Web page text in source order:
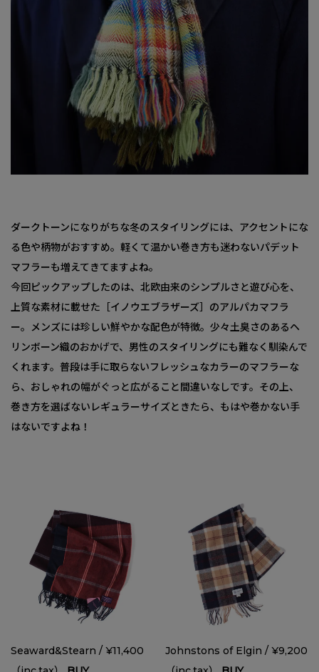
ダークトーンになりがちな冬のスタイリングには、アクセントにな
る色や柄物がおすすめ。軽くて温かい巻き方も迷わないパデット
マフラーも増えてきてますよね。
今回ピックアップしたのは、北欧由来のシンプルさと遊び心を、
上質な素材に載せた［イノウエブラザーズ］のアルパカマフラ
ー。メンズには珍しい鮮やかな配色が特徴。少々土臭さのあるヘ
リンボーン織のおかげで、男性のスタイリングにも難なく馴染んで
くれます。普段は手に取らないフレッシュなカラーのマフラーな
ら、おしゃれの幅がぐっと広がること間違いなしです。その上、
巻き方を選ばないレギュラーサイズときたら、もはや巻かない手
はないですよね！
Seaward&Stearn / ¥11,400
Johnstons of Elgin / ¥9,200